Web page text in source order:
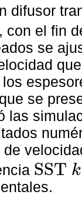
difusor
con el fin
se
se
las
SST k
SST k -ω